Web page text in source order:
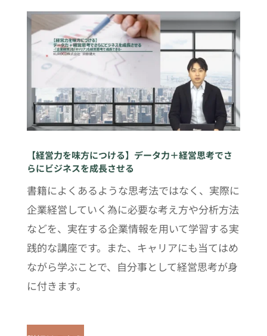
【経営力を味方につける】データ力＋経営思考でさ
らにビジネスを成長させる
書籍によくあるような思考法ではなく、実際に
企業経営していく為に必要な考え方や分析方法
などを、実在する企業情報を用いて学習する実
践的な講座です。また、キャリアにも当てはめ
ながら学ぶことで、自分事として経営思考が身
に付きます。